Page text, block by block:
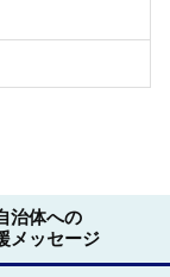
治体への
メッセージ